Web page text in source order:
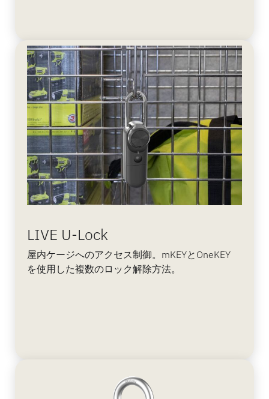
LIVE U-Lock
屋内ケージへのアクセス制御。mKEYとOneKEY
を使用した複数のロック解除方法。